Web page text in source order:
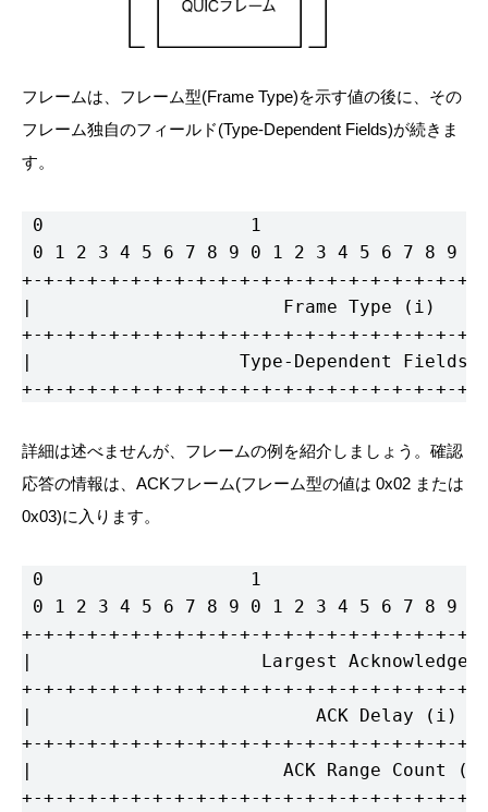
フレームは、フレーム型(Frame Type)を示す値の後に、その
フレーム独自のフィールド(Type-Dependent Fields)が続きま
す。
0                   1
0 1 2 3 4 5 6 7 8 9 0 1 2 3 4 5 6 7 8 9
+-+-+-+-+-+-+-+-+-+-+-+-+-+-+-+-+-+-+-+-+-
|                       Frame Type (i)
+-+-+-+-+-+-+-+-+-+-+-+-+-+-+-+-+-+-+-+-+-
|                   Type-Dependent
+-+-+-+-+-+-+-+-+-+-+-+-+-+-+-+-+-+-+-+-+-
詳細は述べませんが、フレームの例を紹介しましょう。確認
応答の情報は、ACKフレーム(フレーム型の値は 0x02 または
0x03)に入ります。
0                   1
0 1 2 3 4 5 6 7 8 9 0 1 2 3 4 5 6 7 8 9
+-+-+-+-+-+-+-+-+-+-+-+-+-+-+-+-+-+-+-+-+-
|                     Largest
+-+-+-+-+-+-+-+-+-+-+-+-+-+-+-+-+-+-+-+-+-
|                          ACK Delay
+-+-+-+-+-+-+-+-+-+-+-+-+-+-+-+-+-+-+-+-+-
|                       ACK Range
+-+-+-+-+-+-+-+-+-+-+-+-+-+-+-+-+-+-+-+-+-